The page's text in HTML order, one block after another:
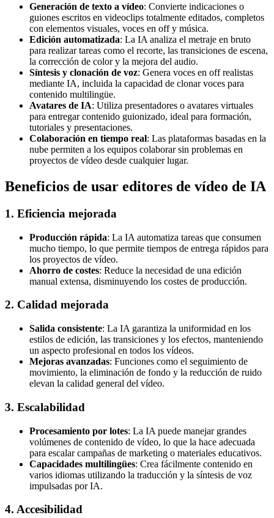
Generación de texto a vídeo: Convierte indicaciones o
guiones escritos en videoclips totalmente editados, completos
con elementos visuales, voces en off y música.
Edición automatizada: La IA analiza el metraje en bruto
para realizar tareas como el recorte, las transiciones de escena,
la corrección de color y la mejora del audio.
Síntesis y clonación de voz: Genera voces en off realistas
mediante IA, incluida la capacidad de clonar voces para
contenido multilingüe.
Avatares de IA: Utiliza presentadores o avatares virtuales
para entregar contenido guionizado, ideal para formación,
tutoriales y presentaciones.
Colaboración en tiempo real: Las plataformas basadas en la
nube permiten a los equipos colaborar sin problemas en
proyectos de vídeo desde cualquier lugar.
Beneficios de usar editores de vídeo de IA
1. Eficiencia mejorada
Producción rápida: La IA automatiza tareas que consumen
mucho tiempo, lo que permite tiempos de entrega rápidos para
los proyectos de vídeo.
Ahorro de costes: Reduce la necesidad de una edición
manual extensa, disminuyendo los costes de producción.
2. Calidad mejorada
Salida consistente: La IA garantiza la uniformidad en los
estilos de edición, las transiciones y los efectos, manteniendo
un aspecto profesional en todos los vídeos.
Mejoras avanzadas: Funciones como el seguimiento de
movimiento, la eliminación de fondo y la reducción de ruido
elevan la calidad general del vídeo.
3. Escalabilidad
Procesamiento por lotes: La IA puede manejar grandes
volúmenes de contenido de vídeo, lo que la hace adecuada
para escalar campañas de marketing o materiales educativos.
Capacidades multilingües: Crea fácilmente contenido en
varios idiomas utilizando la traducción y la síntesis de voz
impulsadas por IA.
4. Accesibilidad